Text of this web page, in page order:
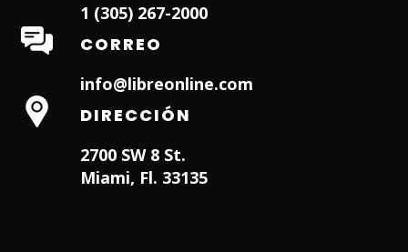
1 (305) 267-2000
CORREO
info@libreonline.com
DIRECCIÓN
2700 SW 8 St.
Miami, Fl. 33135